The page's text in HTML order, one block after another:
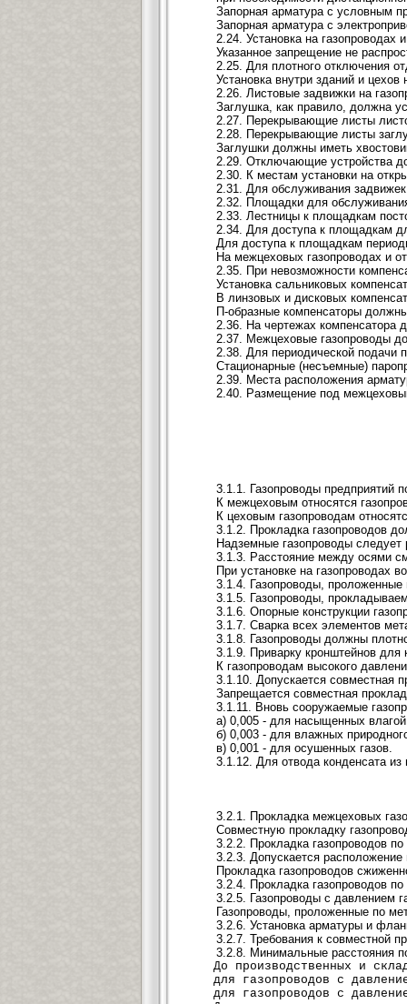
Запорная арматура с условным
Запорная арматура с
2.24. Установка на газопроводах
Указанное запрещение не
2.25. Для плотного отключения
Установка внутри зданий и
2.26. Листовые задвижки на
Заглушка, как правило, должна
2.27. Перекрывающие листы
2.28. Перекрывающие листы
Заглушки должны иметь
2.29. Отключающие устройства
2.30. К местам установки на
2.31. Для обслуживания
2.32. Площадки для
2.33. Лестницы к площадкам
2.34. Для доступа к площадкам
Для доступа к площадкам
На межцеховых газопроводах и
2.35. При невозможности
Установка сальниковых
В линзовых и дисковых
П-образные компенсаторы
2.36. На чертежах компенсатора
2.37. Межцеховые газопроводы
2.38. Для периодической подачи
Стационарные (несъемные)
2.39. Места расположения
2.40. Размещение под
3.1.1. Газопроводы предприятий
К межцеховым относятся
К цеховым газопроводам
3.1.2. Прокладка газопроводов
Надземные газопроводы следует
3.1.3. Расстояние между осями
При установке на газопроводах
3.1.4. Газопроводы,
3.1.5. Газопроводы,
3.1.6. Опорные конструкции
3.1.7. Сварка всех элементов
3.1.8. Газопроводы должны
3.1.9. Приварку кронштейнов для
К газопроводам высокого
3.1.10. Допускается совместная
Запрещается совместная
3.1.11. Вновь сооружаемые
а) 0,005 - для насыщенных влагой
б) 0,003 - для влажных
в) 0,001 - для осушенных газов.
3.1.12. Для отвода конденсата из
3.2.1. Прокладка межцеховых
Совместную прокладку
3.2.2. Прокладка газопроводов
3.2.3. Допускается
Прокладка газопроводов
3.2.4. Прокладка газопроводов
3.2.5. Газопроводы с давлением
Газопроводы, проложенные по
3.2.6. Установка арматуры и
3.2.7. Требования к совместной
3.2.8. Минимальные расстояния
До производственных и
для газопроводов с
для газопроводов с